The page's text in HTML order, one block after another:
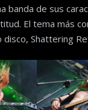
banda de sus
El tema más
disco, Shattering